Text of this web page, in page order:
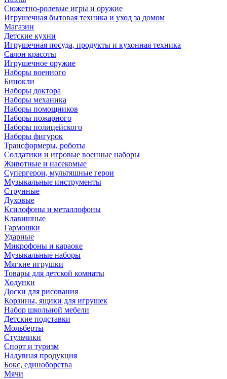
Сюжетно-ролевые игры и оружие
Игрушечная бытовая техника и уход за домом
Магазин
Детские кухни
Игрушечная посуда, продукты и кухонная техника
Салон красоты
Игрушечное оружие
Наборы военного
Бинокли
Наборы доктора
Наборы механика
Наборы помощников
Наборы пожарного
Наборы полицейского
Наборы фигурок
Трансформеры, роботы
Солдатики и игровые военные наборы
Животные и насекомые
Супергерои, мультяшные герои
Музыкальные инструменты
Струнные
Духовые
Ксилофоны и металлофоны
Клавишные
Гармошки
Ударные
Микрофоны и караоке
Музыкальные наборы
Мягкие игрушки
Товары для детской комнаты
Ходунки
Доски для рисования
Корзины, ящики для игрушек
Набор школьной мебели
Детские подставки
Мольберты
Стульчики
Спорт и туризм
Надувная продукция
Бокс, единоборства
Мячи